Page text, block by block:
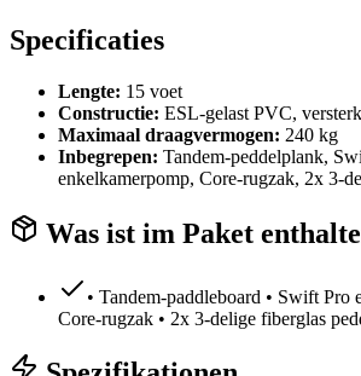
Specificaties
Lengte: 15 voet
Constructie: ESL-gelast PVC,
Maximaal draagvermogen: 240 kg
Inbegrepen: Tandem-peddelplank,
enkelkamerpomp, Core-rugzak, 2x 3-
Was ist im Paket
• Tandem-paddleboard • Swift Pro
Core-rugzak • 2x 3-delige fiberglas